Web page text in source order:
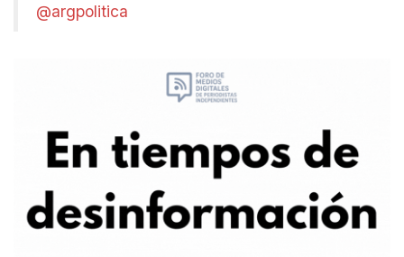
@argpolitica